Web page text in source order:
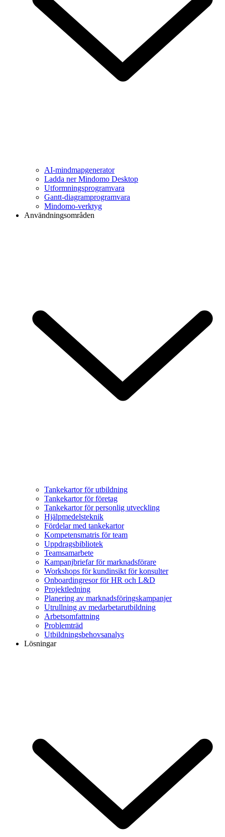
AI-mindmapgenerator
Ladda ner Mindomo Desktop
Utformningsprogramvara
Gantt-diagramprogramvara
Mindomo-verktyg
Användningsområden
Tankekartor för utbildning
Tankekartor för företag
Tankekartor för personlig utveckling
Hjälpmedelsteknik
Fördelar med tankekartor
Kompetensmatris för team
Uppdragsbibliotek
Teamsamarbete
Kampanjbriefar för marknadsförare
Workshops för kundinsikt för konsulter
Onboardingresor för HR och L&D
Projektledning
Planering av marknadsföringskampanjer
Utrullning av medarbetarutbildning
Arbetsomfattning
Problemträd
Utbildningsbehovsanalys
Lösningar